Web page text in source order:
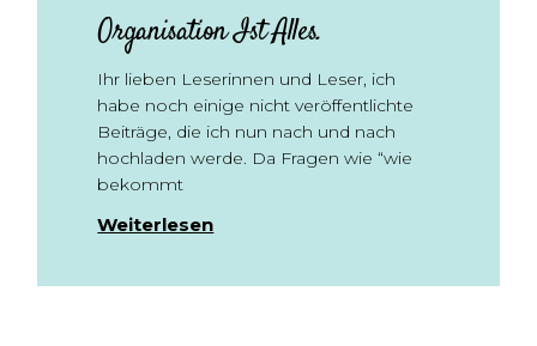
Organisation Ist Alles.
Ihr lieben Leserinnen und Leser, ich
habe noch einige nicht veröffentlichte
Beiträge, die ich nun nach und nach
hochladen werde. Da Fragen wie “wie
bekommt
Weiterlesen